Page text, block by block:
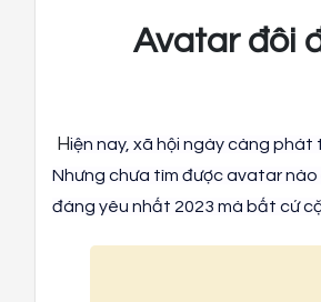
Avatar đôi
Hiện nay, xã hội ngày càng phát
Nhưng chưa tìm được avatar nào
đáng yêu nhất 2023 mà bất cứ